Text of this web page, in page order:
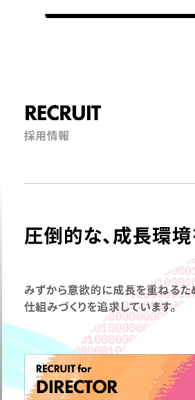
RECRUIT
採用情報
圧倒的な、成長環境
みずから意欲的に成長を重ねるた
仕組みづくりを追求しています。
RECRUIT for
DIRECTOR